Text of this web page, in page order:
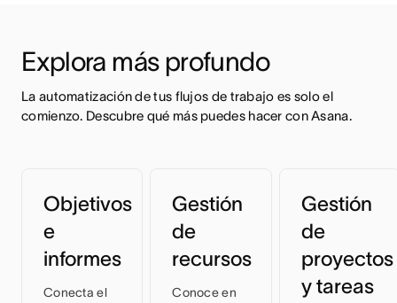
Explora más profundo
La automatización de tus flujos de trabajo es solo el
comienzo. Descubre qué más puedes hacer con Asana.
Objetivos
e
informes
Conecta el
Gestión
de
recursos
Conoce en
Gestión
de
proyectos
y tareas